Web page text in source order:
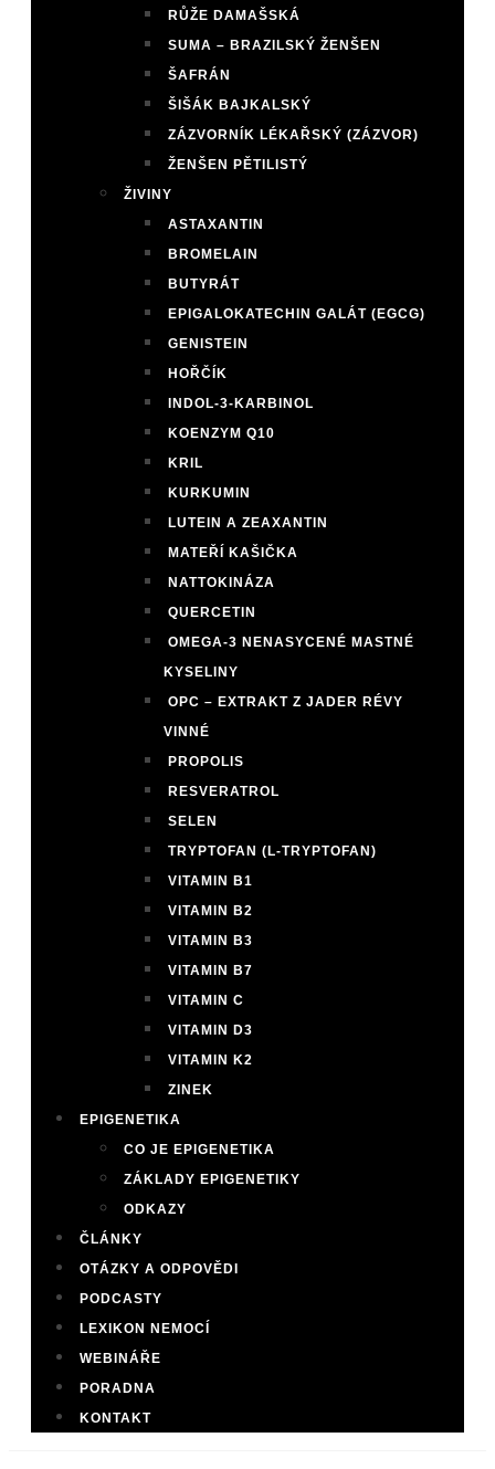
RŮŽE DAMAŠSKÁ
SUMA – BRAZILSKÝ ŽENŠEN
ŠAFRÁN
ŠIŠÁK BAJKALSKÝ
ZÁZVORNÍK LÉKAŘSKÝ (ZÁZVOR)
ŽENŠEN PĚTILISTÝ
ŽIVINY
ASTAXANTIN
BROMELAIN
BUTYRÁT
EPIGALOKATECHIN GALÁT (EGCG)
GENISTEIN
HOŘČÍK
INDOL-3-KARBINOL
KOENZYM Q10
KRIL
KURKUMIN
LUTEIN A ZEAXANTIN
MATEŘÍ KAŠIČKA
NATTOKINÁZA
QUERCETIN
OMEGA-3 NENASYCENÉ MASTNÉ
KYSELINY
OPC – EXTRAKT Z JADER RÉVY
VINNÉ
PROPOLIS
RESVERATROL
SELEN
TRYPTOFAN (L-TRYPTOFAN)
VITAMIN B1
VITAMIN B2
VITAMIN B3
VITAMIN B7
VITAMIN C
VITAMIN D3
VITAMIN K2
ZINEK
EPIGENETIKA
CO JE EPIGENETIKA
ZÁKLADY EPIGENETIKY
ODKAZY
ČLÁNKY
OTÁZKY A ODPOVĚDI
PODCASTY
LEXIKON NEMOCÍ
WEBINÁŘE
PORADNA
KONTAKT